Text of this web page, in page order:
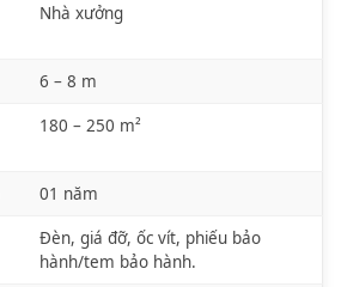
Nhà xưởng
6 – 8 m
180 – 250 m²
01 năm
Đèn, giá đỡ, ốc vít, phiếu bảo
hành/tem bảo hành.